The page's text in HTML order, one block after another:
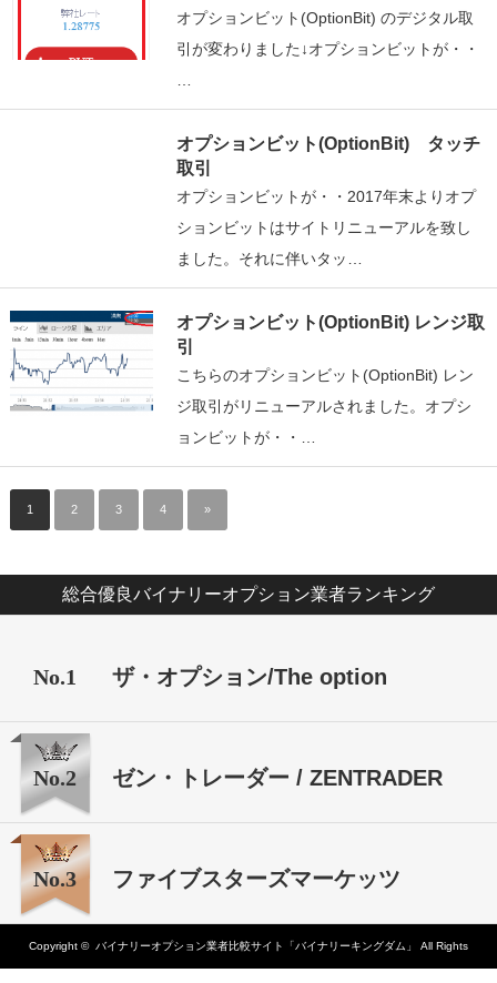
オプションビット(OptionBit) のデジタル取
引が変わりました↓オプションビットが・・
オプションビット(OptionBit) タッチ
取引
オプションビットが・・2017年末よりオプ
ションビットはサイトリニューアルを致し
ました。それに伴いタッ…
オプションビット(OptionBit) レンジ取
引
こちらのオプションビット(OptionBit) レン
ジ取引がリニューアルされました。オプシ
ョンビットが・・…
1 2 3 4 »
総合優良バイナリーオプション業者ランキング
No.1 ザ・オプション/The option
No.2 ゼン・トレーダー / ZENTRADER
No.3 ファイブスターズマーケッツ
Copyright © バイナリーオプション業者比較サイト「バイナリーキングダム」 All Rights